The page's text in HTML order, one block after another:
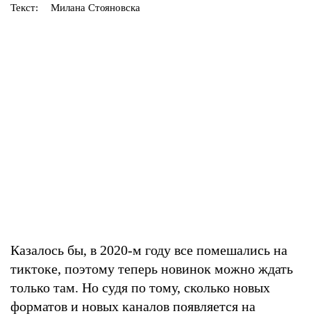
Текст: Милана Стояновска
Казалось бы, в 2020-м году все помешались на
тиктоке, поэтому теперь новинок можно ждать
только там. Но судя по тому, сколько новых
форматов и новых каналов появляется на